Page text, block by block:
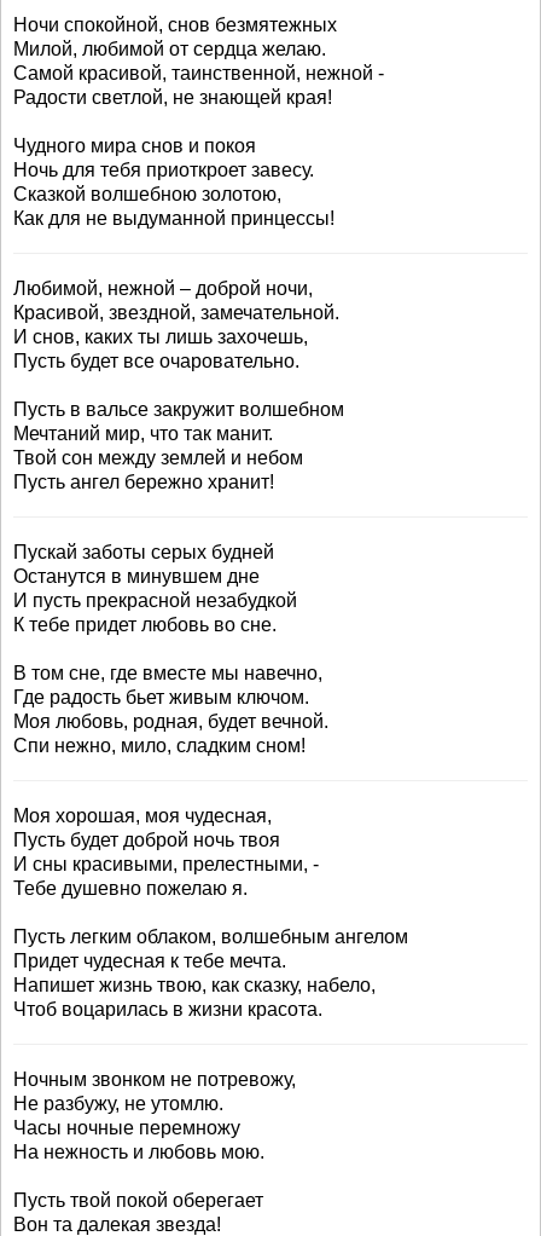
Ночи спокойной, снов безмятежных
Милой, любимой от сердца желаю.
Самой красивой, таинственной, нежной -
Радости светлой, не знающей края!
Чудного мира снов и покоя
Ночь для тебя приоткроет завесу.
Сказкой волшебною золотою,
Как для не выдуманной принцессы!
Любимой, нежной – доброй ночи,
Красивой, звездной, замечательной.
И снов, каких ты лишь захочешь,
Пусть будет все очаровательно.
Пусть в вальсе закружит волшебном
Мечтаний мир, что так манит.
Твой сон между землей и небом
Пусть ангел бережно хранит!
Пускай заботы серых будней
Останутся в минувшем дне
И пусть прекрасной незабудкой
К тебе придет любовь во сне.
В том сне, где вместе мы навечно,
Где радость бьет живым ключом.
Моя любовь, родная, будет вечной.
Спи нежно, мило, сладким сном!
Моя хорошая, моя чудесная,
Пусть будет доброй ночь твоя
И сны красивыми, прелестными, -
Тебе душевно пожелаю я.
Пусть легким облаком, волшебным ангелом
Придет чудесная к тебе мечта.
Напишет жизнь твою, как сказку, набело,
Чтоб воцарилась в жизни красота.
Ночным звонком не потревожу,
Не разбужу, не утомлю.
Часы ночные перемножу
На нежность и любовь мою.
Пусть твой покой оберегает
Вон та далекая звезда!